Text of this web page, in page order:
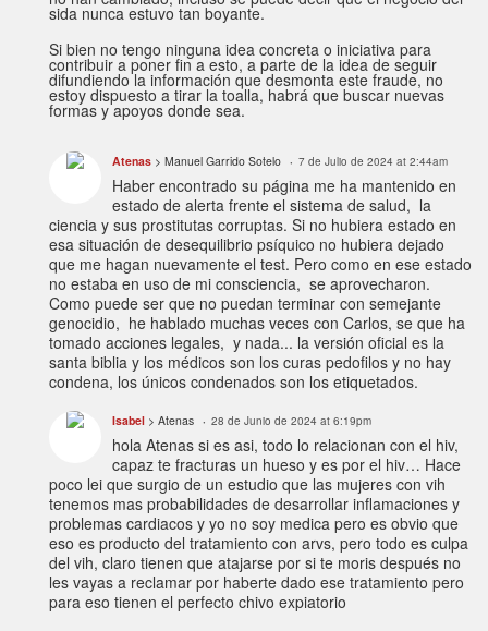
sida nunca estuvo tan boyante.
Si bien no tengo ninguna idea concreta o iniciativa para
contribuir a poner fin a esto, a parte de la idea de seguir
difundiendo la información que desmonta este fraude, no
estoy dispuesto a tirar la toalla, habrá que buscar nuevas
formas y apoyos donde sea.
Atenas > Manuel Garrido Sotelo 7 de Julio de 2024 at 2:44am
Haber encontrado su página me ha mantenido en
estado de alerta frente el sistema de salud, la
ciencia y sus prostitutas corruptas. Si no hubiera estado en
esa situación de desequilibrio psíquico no hubiera dejado
que me hagan nuevamente el test. Pero como en ese estado
no estaba en uso de mi consciencia, se aprovecharon.
Como puede ser que no puedan terminar con semejante
genocidio, he hablado muchas veces con Carlos, se que ha
tomado acciones legales, y nada... la versión oficial es la
santa biblia y los médicos son los curas pedofilos y no hay
condena, los únicos condenados son los etiquetados.
Isabel > Atenas 28 de Junio de 2024 at 6:19pm
hola Atenas si es asi, todo lo relacionan con el hiv,
capaz te fracturas un hueso y es por el hiv… Hace
poco lei que surgio de un estudio que las mujeres con vih
tenemos mas probabilidades de desarrollar inflamaciones y
problemas cardiacos y yo no soy medica pero es obvio que
eso es producto del tratamiento con arvs, pero todo es culpa
del vih, claro tienen que atajarse por si te moris después no
les vayas a reclamar por haberte dado ese tratamiento pero
para eso tienen el perfecto chivo expiatorio